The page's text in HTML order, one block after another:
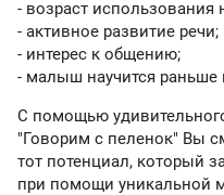
- возраст использования
- активное развитие речи;
- интерес к общению;
- малыш научится раньше
С помощью
"Говорим с пеленок" Вы
тот потенциал, который
при помощи уникальной